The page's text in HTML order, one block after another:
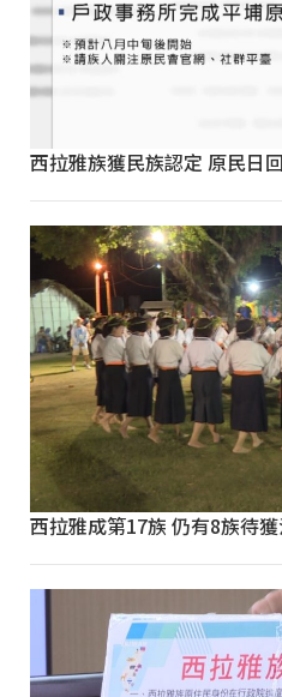
西拉雅族獲民族認定 原民日
西拉雅成第17族 仍有8族待